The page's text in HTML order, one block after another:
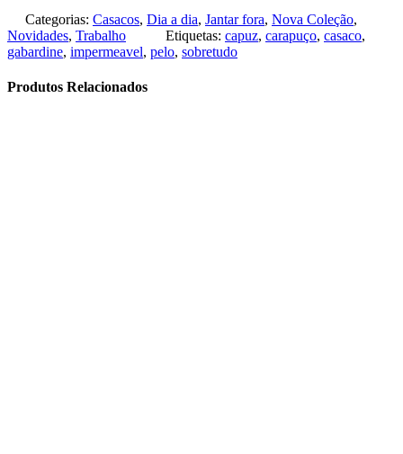
Categorias: Casacos, Dia a dia, Jantar fora, Nova Coleção,
Novidades, Trabalho Etiquetas: capuz, carapuço, casaco,
gabardine, impermeavel, pelo, sobretudo
Produtos Relacionados